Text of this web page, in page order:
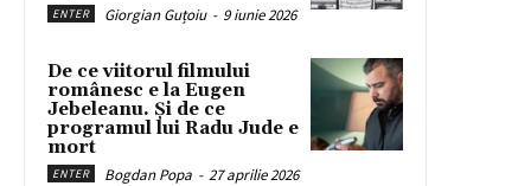
ENTER Giorgian Guțoiu - 9 iunie 2026
De ce viitorul filmului
românesc e la Eugen
Jebeleanu. Și de ce
programul lui Radu Jude e
mort
ENTER Bogdan Popa - 27 aprilie 2026